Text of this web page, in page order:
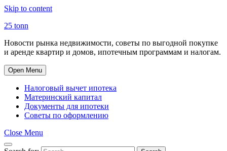
Skip to content
25 tonn
Новости рынка недвижимости, советы по выгодной покупке
и аренде квартир и домов, ипотечным программам и налогам.
Open Menu
Налоговый вычет ипотека
Материнский капитал
Документы для ипотеки
Советы по оформлению
Close Menu